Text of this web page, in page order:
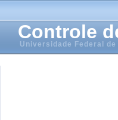
Controle
Universidade Federal